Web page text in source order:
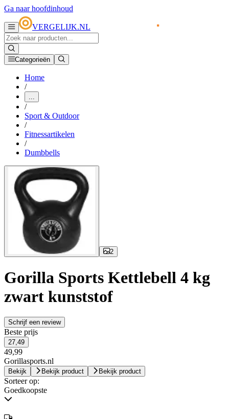
Ga naar hoofdinhoud
VERGELIJK.NL
Categorieën
Home
/
...
/
Sport & Outdoor
/
Fitnessartikelen
/
Dumbbells
2
Gorilla Sports Kettlebell 4 kg
zwart kunststof
Schrijf een review
Beste prijs
27,49
49,99
Gorillasports.nl
Bekijk Bekijk product Bekijk product
Sorteer op:
Goedkoopste